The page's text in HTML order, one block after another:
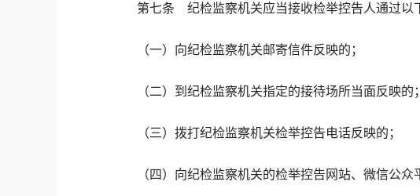
第七条 纪检监察机关应当接收检举控告人通过以下
（一）向纪检监察机关邮寄信件反映的；
（二）到纪检监察机关指定的接待场所当面反映的；
（三）拨打纪检监察机关检举控告电话反映的；
（四）向纪检监察机关的检举控告网站、微信公众